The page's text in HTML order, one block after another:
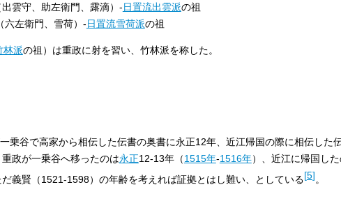
出雲守、助左衛門、露滴）-日置流出雲派の祖
六左衛門、雪荷）-日置流雪荷派の祖
林派の祖）は重政に射を習い、竹林派を称した。
乗谷で高家から相伝した伝書の奥書に永正12年、近江帰国の際に相伝した
政が一乗谷へ移ったのは永正12-13年（1515年-1516年）、近江に帰国し
義賢（1521-1598）の年齢を考えれば証拠とはし難い、としている[5]。